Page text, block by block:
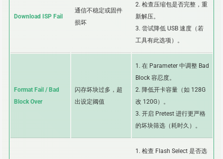
Download ISP Fail
通信不稳定或固件
损坏
2. 检查压缩包是否完整，重
新解压。
3. 尝试降低 USB 速度（若
工具有此选项）。
Format Fail / Bad
Block Over
闪存坏块过多，超
出设定阈值
1. 在 Parameter 中调整 Bad
Block 容忍度。
2. 降低开卡容量（如 128G
改 120G）。
3. 开启 Pretest 进行更严格
的坏块筛选（耗时久）。
1. 检查 Flash Select 是否选